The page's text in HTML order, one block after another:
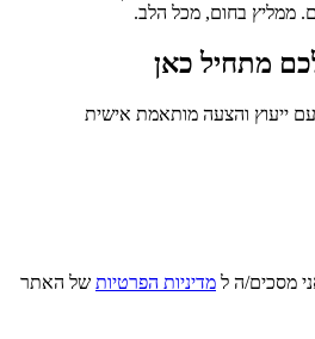
ממליץ בחום, מכל הלב.
מתחיל כאן
ייעוץ והצעה מותאמת אישית
מסכים/ה ל מדיניות הפרטיות של האתר